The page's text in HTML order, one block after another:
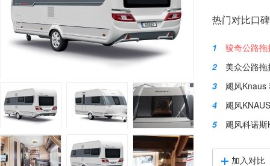
热门对比口
1
骏奇公路
2
美众公路拖挂
3
飓风Knaus 科
4
飓风KNAUS （
5
飓风科诺斯
加入对比